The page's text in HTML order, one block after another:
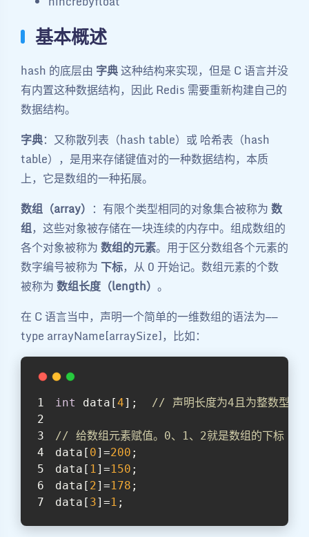
基本概述
hash 的底层由 字典这种结构来实现，但是 C 语言并没
有内置这种数据结构，因此 Redis 需要重新构建自己的
数据结构。
字典：又称散列表（hash table）或 哈希表（hash
table），是用来存储键值对的一种数据结构，本质
上，它是数组的一种拓展。
数组（array） ：有限个类型相同的对象集合被称为数
组，这些对象被存储在一块连续的内存中。组成数组的
各个对象被称为数组的元素。用于区分数组各个元素的
数字编号被称为 下标，从 0 开始记。数组元素的个数
被称为数组长度（length） 。
在 C 语言当中，声明一个简单的一维数组的语法为——
type arrayName[arraySize]，比如：
int data[4]; // 声明长度为4且为整数型的
// 给数组元素赋值。0、1、2就是数组的下标
data[ 0]=200 ;
data[ 1 ]=150 ;
data[ 2]=178 ;
data[ 3]=1 ;